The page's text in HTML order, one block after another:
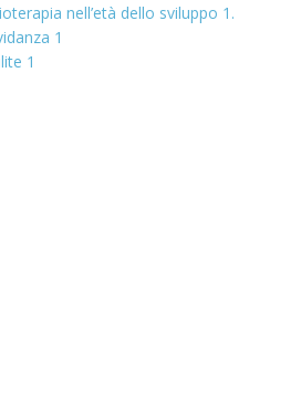
nell’età dello sviluppo 1.
1
1